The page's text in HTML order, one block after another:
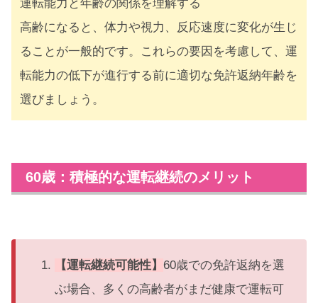
運転能力と年齢の関係を理解する
高齢になると、体力や視力、反応速度に変化が生じ
ることが一般的です。これらの要因を考慮して、運
転能力の低下が進行する前に適切な免許返納年齢を
選びましょう。
60歳：積極的な運転継続のメリット
【運転継続可能性】 60歳での免許返納を選
ぶ場合、多くの高齢者がまだ健康で運転可